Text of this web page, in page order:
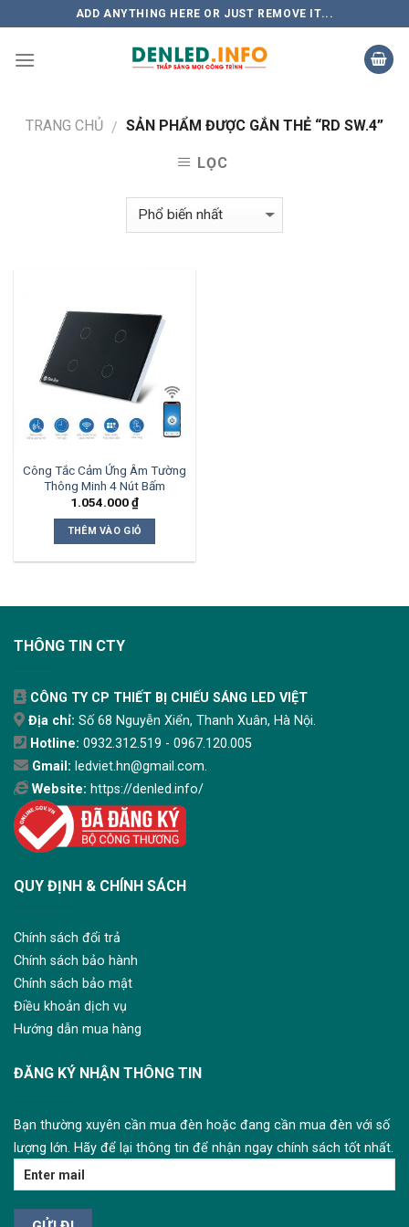
to
content
ADD ANYTHING HERE OR JUST REMOVE IT...
TRANG CHỦ / SẢN PHẨM ĐƯỢC GẮN THẺ “RD SW.4”
LỌC
Công Tắc Cảm Ứng Âm Tường
Thông Minh 4 Nút Bấm
1.054.000₫
THÊM VÀO GIỎ
THÔNG TIN CTY
CÔNG TY CP THIẾT BỊ CHIẾU SÁNG LED VIỆT
Địa chỉ: Số 68 Nguyễn Xiển, Thanh Xuân, Hà Nội.
Hotline: 0932.312.519 - 0967.120.005
Gmail: ledviet.hn@gmail.com.
Website: https://denled.info/
QUY ĐỊNH & CHÍNH SÁCH
Chính sách đổi trả
Chính sách bảo hành
Chính sách bảo mật
Điều khoản dịch vụ
Hướng dẫn mua hàng
ĐĂNG KÝ NHẬN THÔNG TIN
Bạn thường xuyên cần mua đèn hoặc đang cần mua đèn với số
lượng lớn. Hãy để lại thông tin để nhận ngay chính sách tốt nhất.